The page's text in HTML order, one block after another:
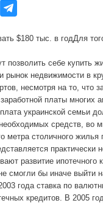
$180 тыс. в годДля
позволить себе купить
недвижимости в
несмотря на то,
платы многих
украинской семьи
средств, во
метра столичного
практически
развитие
смогли бы иначе
года ставка по
кредитов. В 2005